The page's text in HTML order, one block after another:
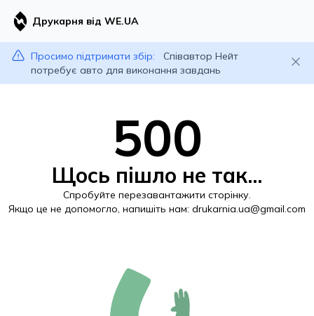
Друкарня від WE.UA
Просимо підтримати збір:
Співавтор Нейт
потребує авто для виконання завдань
500
Щось пішло не так...
Спробуйте перезавантажити сторінку.
Якщо це не допомогло, напишіть нам: drukarnia.ua@gmail.com